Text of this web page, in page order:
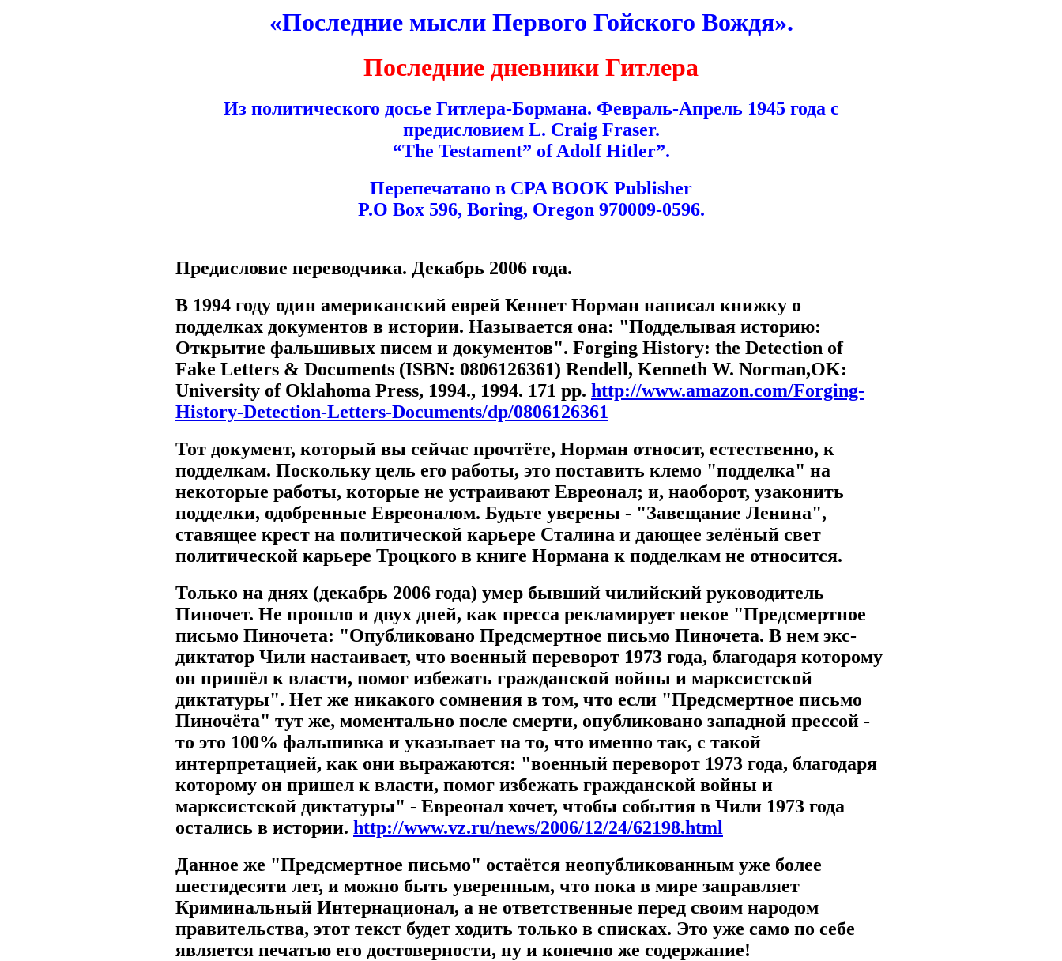
«Последние мысли Первого Гойского Вождя».
Последние дневники Гитлера
Из политического досье Гитлера-Бормана. Февраль-Апрель 1945 года с
предисловием L. Craig Fraser.
“The Testament” of Adolf Hitler”.
Перепечатано в CPA BOOK Publisher
P.O Box 596, Boring, Oregon 970009-0596.
Предисловие переводчика. Декабрь 2006 года.
В 1994 году один американский еврей Кеннет Норман написал книжку о
подделках документов в истории. Называется она: "Подделывая историю:
Открытие фальшивых писем и документов". Forging History: the Detection of
Fake Letters & Documents (ISBN: 0806126361) Rendell, Kenneth W. Norman,OK:
University of Oklahoma Press, 1994., 1994. 171 pp. http://www.amazon.com/Forging-
History-Detection-Letters-Documents/dp/0806126361
Тот документ, который вы сейчас прочтёте, Норман относит, естественно, к
подделкам. Поскольку цель его работы, это поставить клемо "подделка" на
некоторые работы, которые не устраивают Евреонал; и, наоборот, узаконить
подделки, одобренные Евреоналом. Будьте уверены - "Завещание Ленина",
ставящее крест на политической карьере Сталина и дающее зелёный свет
политической карьере Троцкого в книге Нормана к подделкам не относится.
Только на днях (декабрь 2006 года) умер бывший чилийский руководитель
Пиночет. Не прошло и двух дней, как пресса рекламирует некое "Предсмертное
письмо Пиночета: "Опубликовано Предсмертное письмо Пиночета. В нем экс-
диктатор Чили настаивает, что военный переворот 1973 года, благодаря которому
он пришёл к власти, помог избежать гражданской войны и марксистской
диктатуры". Нет же никакого сомнения в том, что если "Предсмертное письмо
Пиночёта" тут же, моментально после смерти, опубликовано западной прессой -
то это 100% фальшивка и указывает на то, что именно так, с такой
интерпретацией, как они выражаются: "военный переворот 1973 года, благодаря
которому он пришел к власти, помог избежать гражданской войны и
марксистской диктатуры" - Евреонал хочет, чтобы события в Чили 1973 года
остались в истории. http://www.vz.ru/news/2006/12/24/62198.html
Данное же "Предсмертное письмо" остаётся неопубликованным уже более
шестидесяти лет, и можно быть уверенным, что пока в мире заправляет
Криминальный Интернационал, а не ответственные перед своим народом
правительства, этот текст будет ходить только в списках. Это уже само по себе
является печатью его достоверности, ну и конечно же содержание!